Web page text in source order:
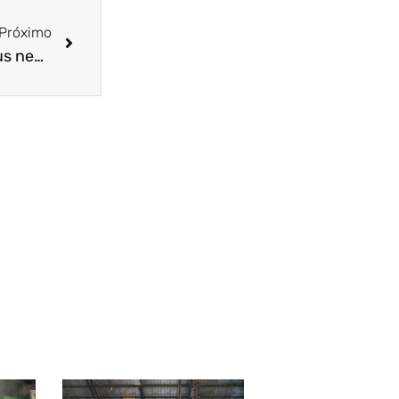
Próximo
Entenda o impacto do Coronavírus sobre os seus negócios!